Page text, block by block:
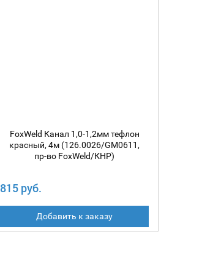
FoxWeld Канал 1,0-1,2мм тефлон
красный, 4м (126.0026/GM0611,
пр-во FoxWeld/КНР)
815 руб.
Добавить к заказу